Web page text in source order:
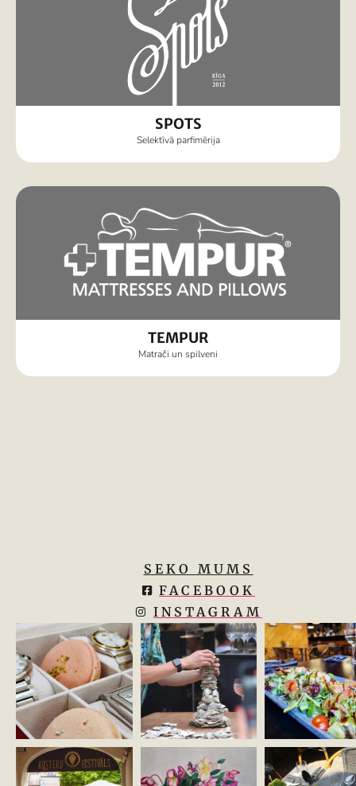
SPOTS
Selektīvā parfimērija
TEMPUR
Matrači un spilveni
SEKO MUMS
FACEBOOK
INSTAGRAM